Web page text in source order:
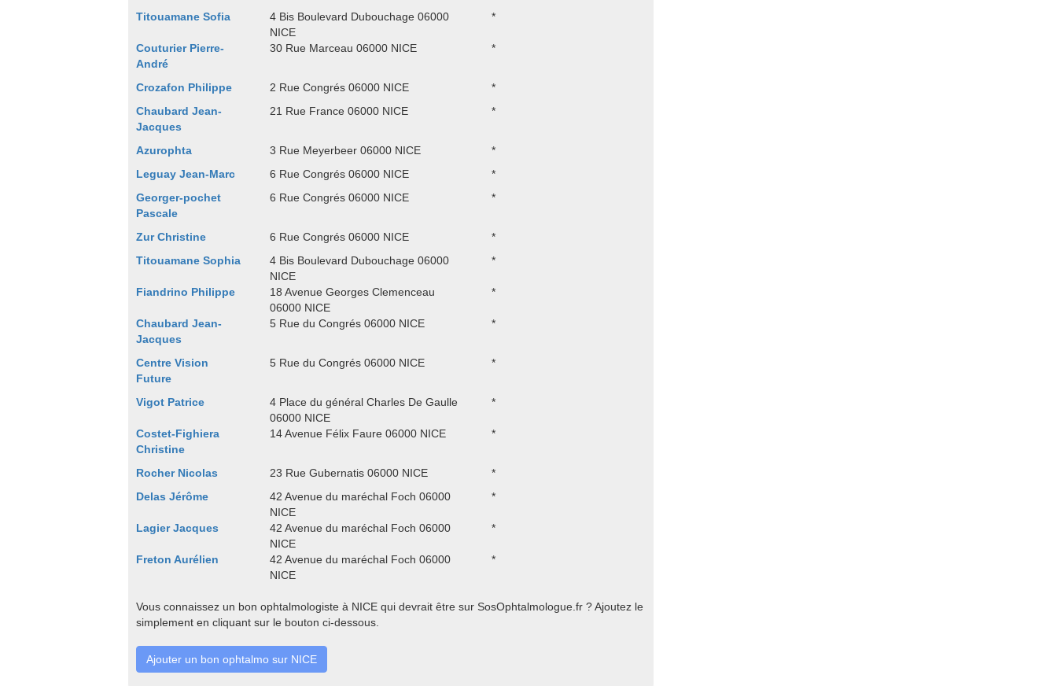
Titouamane Sofia
4 Bis Boulevard Dubouchage 06000
NICE
*
Couturier Pierre-
André
30 Rue Marceau 06000 NICE *
Crozafon Philippe 2 Rue Congrés 06000 NICE
*
Chaubard Jean-
Jacques
21 Rue France 06000 NICE *
Azurophta 3 Rue Meyerbeer 06000 NICE
*
Leguay Jean-Marc
6 Rue Congrés 06000 NICE
*
Georger-pochet
Pascale
6 Rue Congrés 06000 NICE *
Zur Christine 6 Rue Congrés 06000 NICE
*
Titouamane Sophia
4 Bis Boulevard Dubouchage 06000
NICE
*
Fiandrino Philippe
18 Avenue Georges Clemenceau
06000 NICE
*
Chaubard Jean-
Jacques
5 Rue du Congrés 06000 NICE *
Centre Vision
Future
5 Rue du Congrés 06000 NICE *
Vigot Patrice
4 Place du général Charles De Gaulle
06000 NICE
*
Costet-Fighiera
Christine
14 Avenue Félix Faure 06000 NICE *
Rocher Nicolas 23 Rue Gubernatis 06000 NICE
*
Delas Jérôme
42 Avenue du maréchal Foch 06000
NICE
*
Lagier Jacques
42 Avenue du maréchal Foch 06000
NICE
*
Freton Aurélien
42 Avenue du maréchal Foch 06000
NICE
*
Vous connaissez un bon ophtalmologiste à NICE qui devrait être sur SosOphtalmologue.fr ? Ajoutez le
simplement en cliquant sur le bouton ci-dessous.
Ajouter un bon ophtalmo sur NICE